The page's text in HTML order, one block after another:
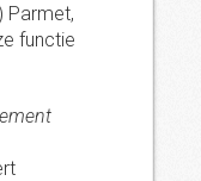
Parmet,
functie